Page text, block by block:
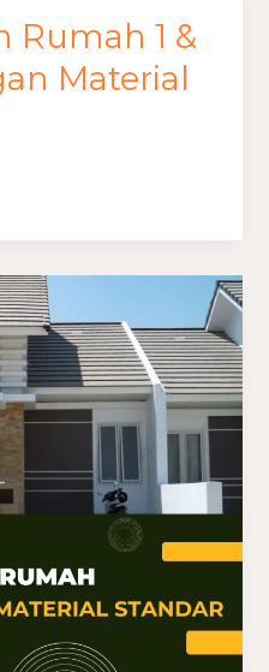
Rumah 1 &
Material